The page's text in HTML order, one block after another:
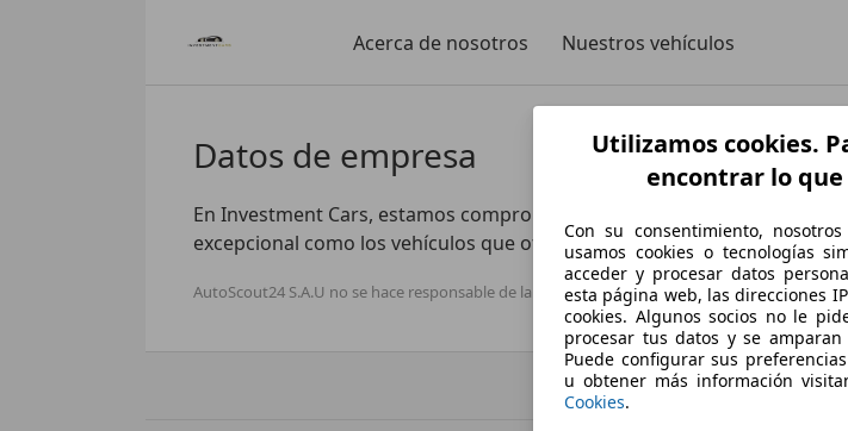
Acerca de nosotros Nuestros vehículos
Datos de empresa
En Investment Cars, estamos comprometidos a hacer que tu
excepcional como los vehículos que ofrecemos.
AutoScout24 S.A.U no se hace responsable de la exactitud de la información.
Utilizamos cookies.
encontrar lo
Con su consentimiento,
usamos cookies o tecnologías
acceder y procesar datos
esta página web, las direcciones
cookies. Algunos socios no le
procesar tus datos y se
Puede configurar sus
u obtener más información
Cookies.